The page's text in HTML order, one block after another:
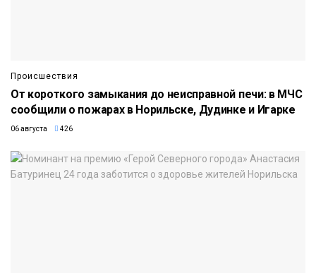
Происшествия
От короткого замыкания до неисправной печи: в МЧС
сообщили о пожарах в Норильске, Дудинке и Игарке
06 августа 426